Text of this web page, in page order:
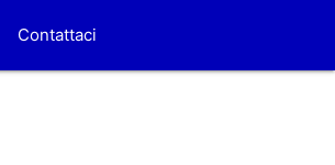
Contattaci